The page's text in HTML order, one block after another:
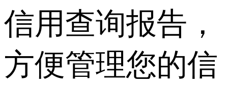
信用查询报告，
方便管理您的信